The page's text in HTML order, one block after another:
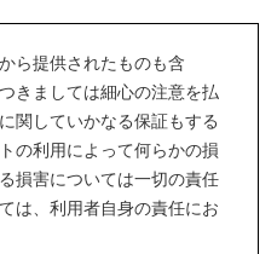
ら提供されたものも含
きましては細心の注意を払
関していかなる保証もする
の利用によって何らかの損
損害については一切の責任
は、利用者自身の責任にお